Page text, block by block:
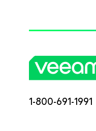
1-800-691-1991